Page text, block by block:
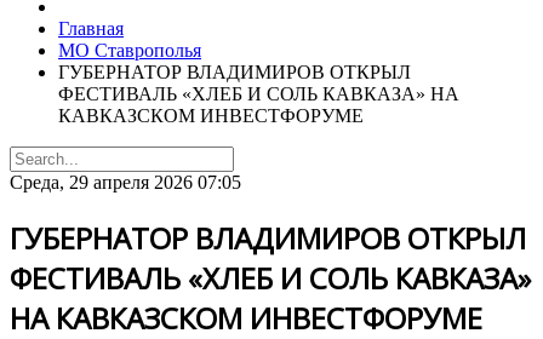
Главная
МО Ставрополья
ГУБЕРНАТОР ВЛАДИМИРОВ ОТКРЫЛ
ФЕСТИВАЛЬ «ХЛЕБ И СОЛЬ КАВКАЗА» НА
КАВКАЗСКОМ ИНВЕСТФОРУМЕ
Среда, 29 апреля 2026 07:05
ГУБЕРНАТОР ВЛАДИМИРОВ ОТКРЫЛ
ФЕСТИВАЛЬ «ХЛЕБ И СОЛЬ КАВКАЗА»
НА КАВКАЗСКОМ ИНВЕСТФОРУМЕ